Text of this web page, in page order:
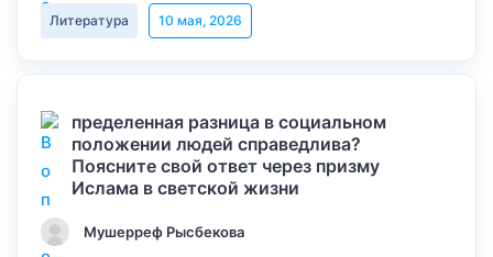
Литература 10 мая, 2026
пределенная разница в социальном
положении людей справедлива?
Поясните свой ответ через призму
Ислама в светской жизни
Мушерреф Рысбекова